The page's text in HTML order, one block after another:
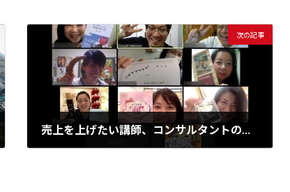
次の記事
売上を上げたい講師、コンサルタントの救世主。無料で始めるZoomのオンライン会議システムを導入するメリットとデメリット